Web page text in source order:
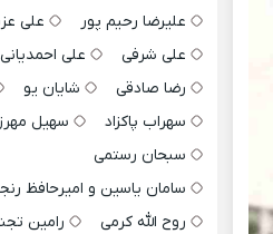
علیرضا رحیم پور
علی
علی شرفی
علی احمدیانی
رضا صادقی
شایان یو
سهراب پاکزاد
سهیل
سبحان رستمی
سامان یاسین و امیرحافظ
روح الله کرمی
رامین